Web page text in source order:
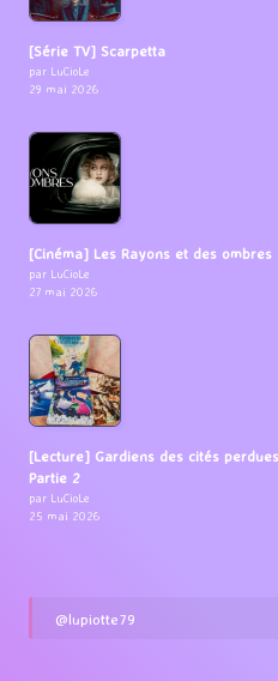
[Série TV] Scarpetta
par LuCioLe
29 mai 2026
[Cinéma] Les Rayons et des ombres
par LuCioLe
27 mai 2026
[Lecture] Gardiens des cités
Partie 2
par LuCioLe
25 mai 2026
@lupiotte79